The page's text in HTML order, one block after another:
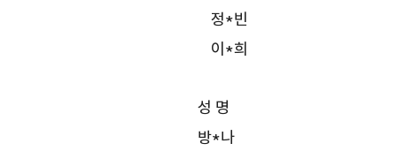
정*빈
이*희
성 명
방*나